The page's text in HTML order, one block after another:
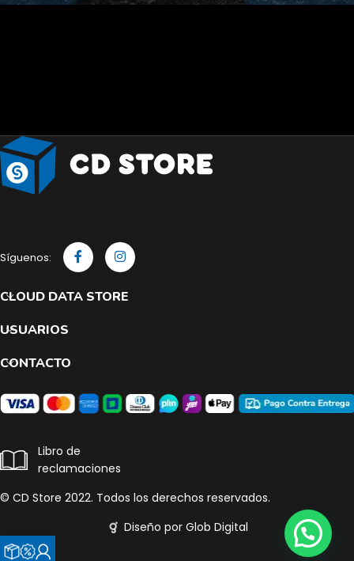
Síguenos:
CLOUD DATA STORE
USUARIOS
CONTACTO
Libro de
reclamaciones
© CD Store 2022. Todos los derechos reservados.
Diseño por Glob Digital